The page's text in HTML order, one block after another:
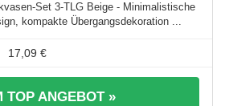
Set 3-TLG Beige - Minimalistische
kompakte Übergangsdekoration ...
17,09 €
TOP ANGEBOT »